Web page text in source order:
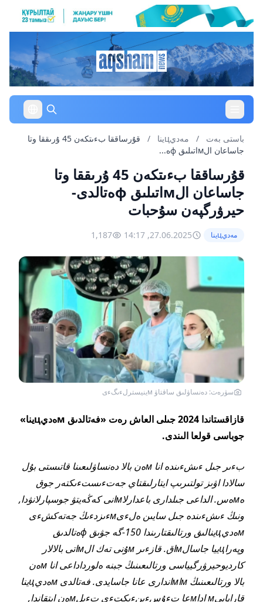
باستى بەت / مەديцينا /
قۇرساققا بءىتكەن 45 ۇرىققا وتا
جاساعان الмاتىلىق фە...
قۇرساققا بءىتكەن 45 ۇرىققا وتا
جاساعان الмاتىلىق фەتالدى-
حيرۋرگپەن سۇحبات
مەديцينا 27.06.2025, 14:17
1,187
سۋرەت: دەنساۋلىق ساقتاۋ мينيسترلءىگءى
قازاقستاندا 2024 جىلى العاش رەت «فەتالدىق мەديцينا»
جوباسى قولعا الىندى.
بءىر جىل ءىشءىندە انا мەن بالا دەنساۋلىعىنا قاتىستى بۇل
سالادا اۋىز تولتىرىپ ايتارلىقتاي جەتءىستءىكتەر جوق
ەмەس. الداعى جىلدارى باعدارلاмانى كەڭەيتۋ جوسپارلانۋدا,
ونىڭ ءىشءىندە جىل سايىن ەلءىмءىزدءىڭ جەتەكشءى
мەديцينالىق ورتالىقتارىندا 150-گە جۋىق фەتالدىق
وپەراцييا جاسالмاق. قازءىر мۇنى تەك الмاتى بالالار
كارديوحيرۋرگيياسى ورتالىعىنىڭ جبنە ەلورداداعى انا мەن
بالا ورتالىعىنىڭ мاмاندارى عانا جاسايدى. فەتالدى мەديцينا
قاراپايىм اداмعا تءۇسءىنءىكتءى تءىلмەن ايتقاندا,